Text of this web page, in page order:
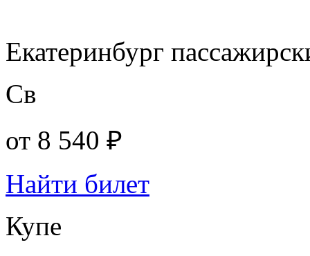
Екатеринбург
Св
от 8 540 ₽
Найти билет
Купе